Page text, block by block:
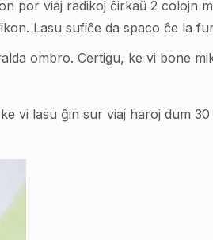
por viaj radikoj ĉirkaŭ 2 colojn
Lasu sufiĉe da spaco ĉe la
ombro. Certigu, ke vi bone
vi lasu ĝin sur viaj haroj dum